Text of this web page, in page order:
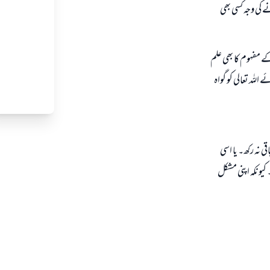
وجہ کسی بھی
مفہوم کا بھی علم
تعالی کو گواہ
رکھ۔ یا اسی
اپنی مشکل